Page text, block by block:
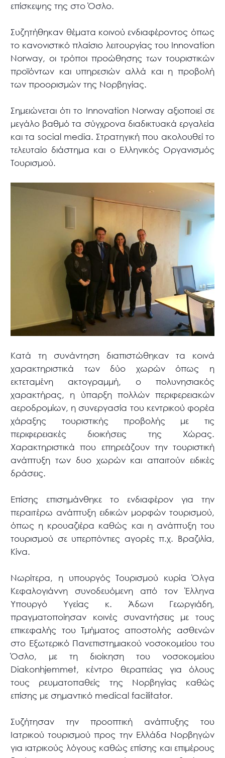
επίσκεψης της στο Όσλο.
Συζητήθηκαν θέματα κοινού ενδιαφέροντος όπως
το κανονιστικό πλαίσιο λειτουργίας του Innovation
Norway, οι τρόποι προώθησης των τουριστικών
προϊόντων και υπηρεσιών αλλά και η προβολή
των προορισμών της Νορβηγίας.
Σημειώνεται ότι το Innovation Norway αξιοποιεί σε
μεγάλο βαθμό τα σύγχρονα διαδικτυακά εργαλεία
και τα social media. Στρατηγική που ακολουθεί το
τελευταίο διάστημα και ο Ελληνικός Οργανισμός
Τουρισμού.
Κατά τη συνάντηση διαπιστώθηκαν τα κοινά
χαρακτηριστικά των δύο χωρών όπως η
εκτεταμένη ακτογραμμή, ο πολυνησιακός
χαρακτήρας, η ύπαρξη πολλών περιφερειακών
αεροδρομίων, η συνεργασία του κεντρικού φορέα
χάραξης τουριστικής προβολής με τις
περιφερειακές διοικήσεις της Χώρας.
Χαρακτηριστικά που επηρεάζουν την τουριστική
ανάπτυξη των δυο χωρών και απαιτούν ειδικές
δράσεις.
Επίσης επισημάνθηκε το ενδιαφέρον για την
περαιτέρω ανάπτυξη ειδικών μορφών τουρισμού,
όπως η κρουαζιέρα καθώς και η ανάπτυξη του
τουρισμού σε υπερπόντιες αγορές π.χ. Βραζιλία,
Κίνα.
Νωρίτερα, η υπουργός Τουρισμού κυρία Όλγα
Κεφαλογιάννη συνοδευόμενη από τον Έλληνα
Υπουργό Υγείας κ. Άδωνι Γεωργιάδη,
πραγματοποίησαν κοινές συναντήσεις με τους
επικεφαλής του Τμήματος αποστολής ασθενών
στο Εξωτερικό Πανεπιστημιακού νοσοκομείου του
Όσλο, με τη διοίκηση του νοσοκομείου
Diakonhjemmet, κέντρο θεραπείας για όλους
τους ρευματοπαθείς της Νορβηγίας καθώς
επίσης με σημαντικό medical facilitator.
Συζήτησαν την προοπτική ανάπτυξης του
Ιατρικού τουρισμού προς την Ελλάδα Νορβηγών
για ιατρικούς λόγους καθώς επίσης και επιμέρους